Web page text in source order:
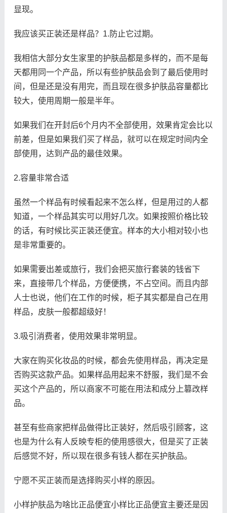
显现。
我应该买正装还是样品？1.防止它过期。
我相信大部分女生家里的护肤品都是多样的，而不是每
天都用同一个产品，所以有些护肤品会到了最后使用时
间，但是还是没有用完，而且现在很多护肤品容量都比
较大，使用周期一般是半年。
如果我们在开封后6个月内不全部使用，效果肯定会比以
前差，但是如果我们买了样品，就可以在规定时间内全
部使用，达到产品的最佳效果。
2.容量非常合适
虽然一个样品有时候看起来不怎么样，但是用过的人都
知道，一个样品其实可以用好几次。如果按照价格比较
的话，有时候比买正装还便宜。样本的大小相对较小也
是非常重要的。
如果需要出差或旅行，我们会把买旅行套装的钱省下
来，直接带几个样品，方便便携，不占空间。而且内部
人士也说，他们在工作的时候，柜子其实都是自己在用
样品，皮肤一般都超级好！
3.吸引消费者，使用效果非常明显。
大家在购买化妆品的时候，都会先使用样品，再决定是
否购买这款产品。如果样品用起来不舒服，我们是不会
买这个产品的，所以商家不可能在用法和成分上篡改样
品。
甚至有些商家把样品做得比正装好，然后吸引顾客，这
也是为什么有人反映专柜的使用感很大，但是买了正装
后感觉不好，所以现在很多有钱人都在买护肤品。
宁愿不买正装而是选择购买小样的原因。
小样护肤品为啥比正品便宜小样比正品便宜主要还是因